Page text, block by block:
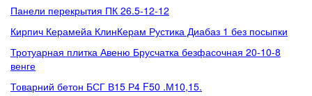
Панели перекрытия ПК 26.5-12-12
Кирпич Керамейа КлинКерам Рустика Диабаз 1 без посыпки
Тротуарная плитка Авеню Брусчатка безфасочная 20-10-8
венге
Товарний бетон БСГ В15 Р4 F50 .М10,15.